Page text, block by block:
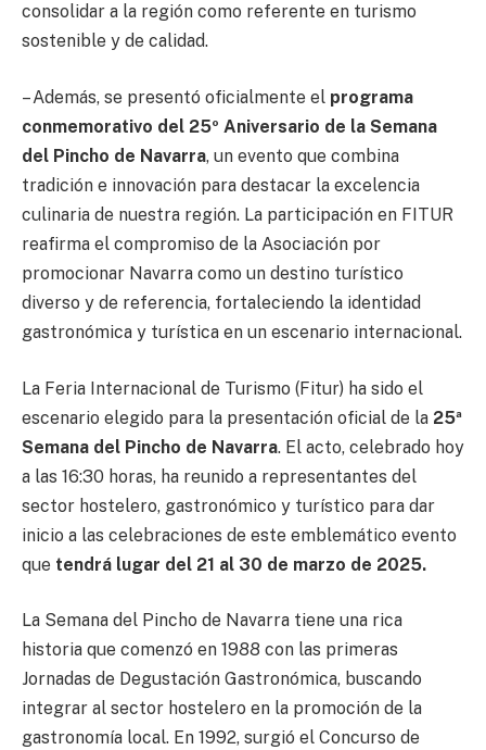
consolidar a la región como referente en turismo
sostenible y de calidad.
– Además, se presentó oficialmente el programa
conmemorativo del 25º Aniversario de la Semana
del Pincho de Navarra, un evento que combina
tradición e innovación para destacar la excelencia
culinaria de nuestra región. La participación en FITUR
reafirma el compromiso de la Asociación por
promocionar Navarra como un destino turístico
diverso y de referencia, fortaleciendo la identidad
gastronómica y turística en un escenario internacional.
La Feria Internacional de Turismo (Fitur) ha sido el
escenario elegido para la presentación oficial de la 25ª
Semana del Pincho de Navarra. El acto, celebrado hoy
a las 16:30 horas, ha reunido a representantes del
sector hostelero, gastronómico y turístico para dar
inicio a las celebraciones de este emblemático evento
que tendrá lugar del 21 al 30 de marzo de 2025.
La Semana del Pincho de Navarra tiene una rica
historia que comenzó en 1988 con las primeras
Jornadas de Degustación Gastronómica, buscando
integrar al sector hostelero en la promoción de la
gastronomía local. En 1992, surgió el Concurso de